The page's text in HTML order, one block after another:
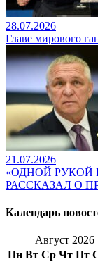
28.07.2026
Главе мирового
21.07.2026
«ОДНОЙ РУКОЙ
РАССКАЗАЛ О
Календарь
Август 2026
Пн Вт Ср Чт Пт